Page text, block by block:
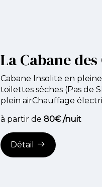
La Cabane
Cabane Insolite en
toilettes sèches (Pas de
plein airChauffage
à partir de 80€ /nuit
Détail